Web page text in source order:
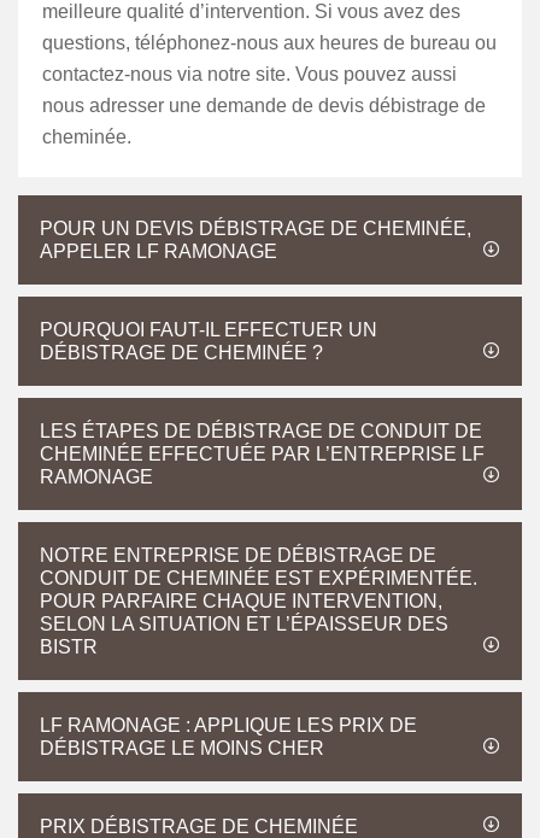
meilleure qualité d’intervention. Si vous avez des
questions, téléphonez-nous aux heures de bureau ou
contactez-nous via notre site. Vous pouvez aussi
nous adresser une demande de devis débistrage de
cheminée.
POUR UN DEVIS DÉBISTRAGE DE CHEMINÉE,
APPELER LF RAMONAGE
POURQUOI FAUT-IL EFFECTUER UN
DÉBISTRAGE DE CHEMINÉE ?
LES ÉTAPES DE DÉBISTRAGE DE CONDUIT DE
CHEMINÉE EFFECTUÉE PAR L’ENTREPRISE LF
RAMONAGE
NOTRE ENTREPRISE DE DÉBISTRAGE DE
CONDUIT DE CHEMINÉE EST EXPÉRIMENTÉE.
POUR PARFAIRE CHAQUE INTERVENTION,
SELON LA SITUATION ET L’ÉPAISSEUR DES
BISTR
LF RAMONAGE : APPLIQUE LES PRIX DE
DÉBISTRAGE LE MOINS CHER
PRIX DÉBISTRAGE DE CHEMINÉE